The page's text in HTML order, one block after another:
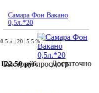
Самара Фон Вакано
0,5л.*20
Быстрый просмотр
0.5 л. 20 5.5 %
122.50 руб. Достаточно